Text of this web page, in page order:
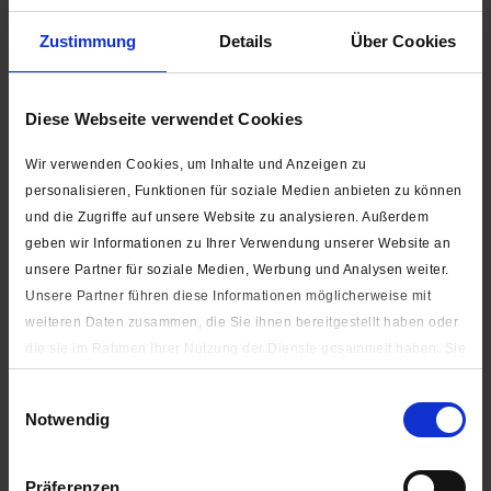
Zustimmung Details Über Cookies
Diese Webseite verwendet Cookies
Wir verwenden Cookies, um Inhalte und Anzeigen zu
personalisieren, Funktionen für soziale Medien anbieten zu können
und die Zugriffe auf unsere Website zu analysieren. Außerdem
geben wir Informationen zu Ihrer Verwendung unserer Website an
unsere Partner für soziale Medien, Werbung und Analysen weiter.
Unsere Partner führen diese Informationen möglicherweise mit
weiteren Daten zusammen, die Sie ihnen bereitgestellt haben oder
die sie im Rahmen Ihrer Nutzung der Dienste gesammelt haben. Sie
Notwendig
Präferenzen
Auf Lager
PRYM Zipper mit Karabinerhaken (zum Einhängen)